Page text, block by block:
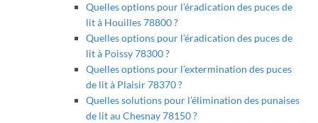
Quelles options pour l’éradication des puces de
lit à Houilles 78800 ?
Quelles options pour l’éradication des puces de
lit à Poissy 78300 ?
Quelles options pour l’extermination des puces
de lit à Plaisir 78370 ?
Quelles solutions pour l’élimination des punaises
de lit au Chesnay 78150 ?